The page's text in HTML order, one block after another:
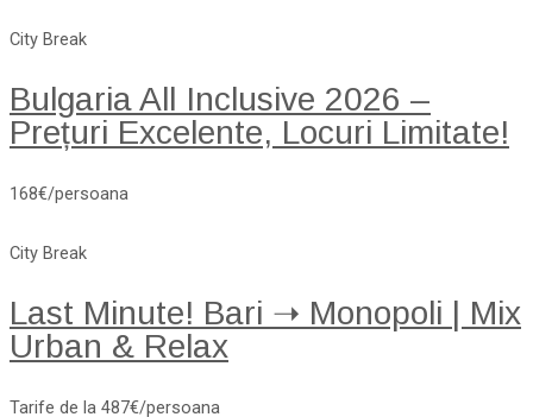
City Break
Bulgaria All Inclusive 2026 –
Prețuri Excelente, Locuri Limitate!
168€/persoana
City Break
Last Minute! Bari ➝ Monopoli | Mix
Urban & Relax
Tarife de la 487€/persoana